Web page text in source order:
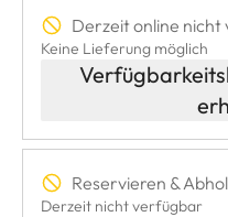
Derzeit online
Keine Lieferung möglich
Reservieren &
Derzeit nicht verfügbar